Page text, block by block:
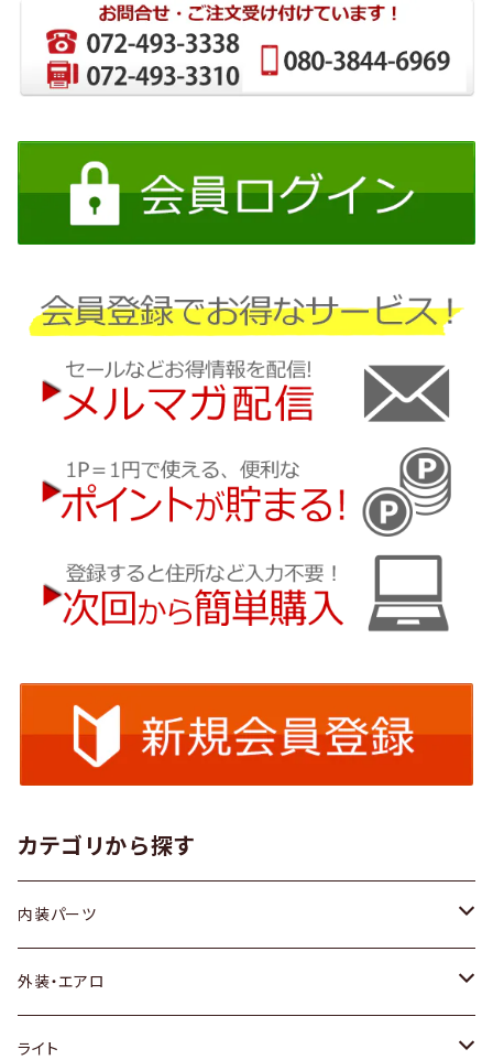
カテゴリから探す
内装パーツ
トヨタ
ホンダ
外装・エアロ
トヨタ
ライト